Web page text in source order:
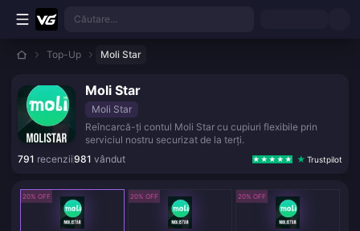
Treci la conținutul principal
Căutare...
Top-Up Moli Star
Moli Star
Moli Star
Reîncarcă-ți contul Moli Star cu cupiuri flexibile prin
serviciul nostru securizat de la terți.
791 recenzii981 vândut Trustpilot
20% OFF 20% OFF 20% OFF